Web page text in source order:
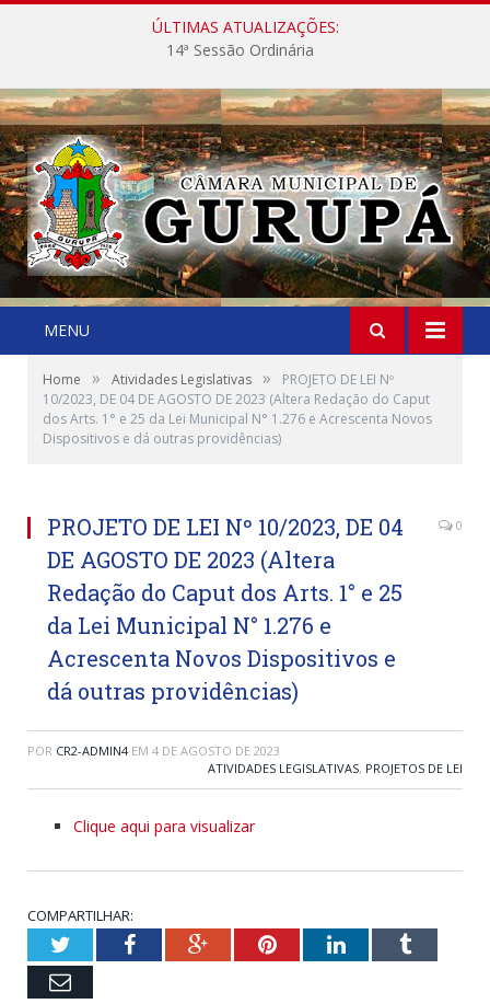
ÚLTIMAS ATUALIZAÇÕES:
14ª Sessão Ordinária
MENU
Home » Atividades Legislativas »
PROJETO DE LEI Nº
10/2023, DE 04 DE AGOSTO DE 2023 (Altera Redação do Caput
dos Arts. 1° e 25 da Lei Municipal N° 1.276 e Acrescenta Novos
Dispositivos e dá outras providências)
PROJETO DE LEI Nº 10/2023, DE 04
DE AGOSTO DE 2023 (Altera
Redação do Caput dos Arts. 1° e 25
da Lei Municipal N° 1.276 e
Acrescenta Novos Dispositivos e
dá outras providências)
0
POR CR2-ADMIN4 EM 4 DE AGOSTO DE 2023
ATIVIDADES LEGISLATIVAS, PROJETOS DE LEI
Clique aqui para visualizar
COMPARTILHAR:
TwitterFacebookGoogle+PinterestLinkedInTumblr
Email